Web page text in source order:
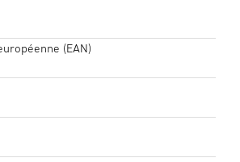
(EAN)